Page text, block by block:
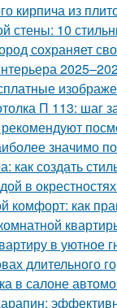
кирпича из
стены: 10
сохраняет
П 113: шаг
значимо
создать
в
комфорт: как
в уютное
в салоне